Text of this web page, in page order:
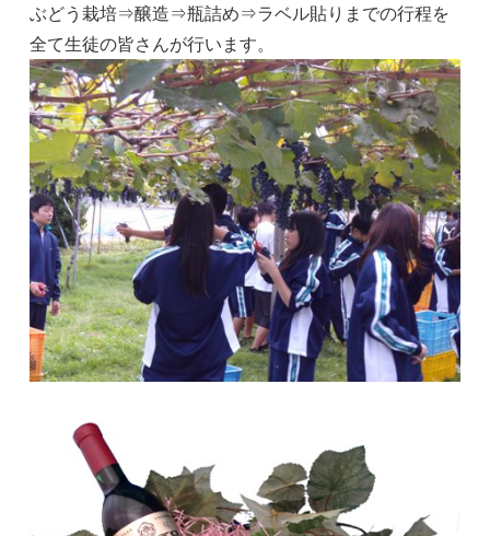
ぶどう栽培⇒醸造⇒瓶詰め⇒ラベル貼りまでの行程を
全て生徒の皆さんが行います。